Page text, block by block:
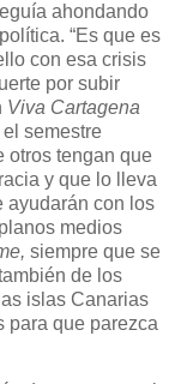
ahondando
“Es que es
con esa crisis
por subir
Viva Cartagena
semestre
otros tengan que
y que lo lleva
ayudarán con los
medios
siempre que se
de los
islas Canarias
para que parezca